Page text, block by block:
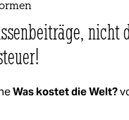
nicht
Was kostet die Welt?